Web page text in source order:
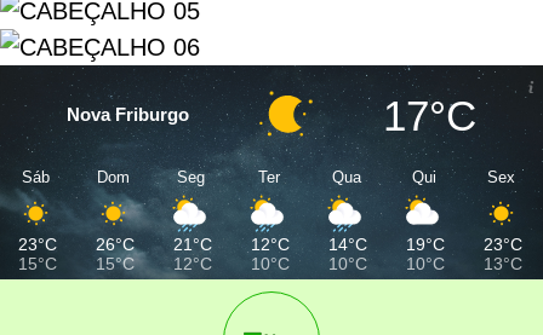
Nova Friburgo 17°C
Sáb
23°C
15°C
Dom
26°C
15°C
Seg
21°C
12°C
Ter
12°C
10°C
Qua
14°C
10°C
Qui
19°C
10°C
Sex
23°C
13°C